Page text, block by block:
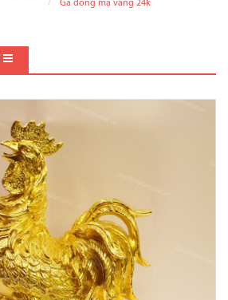
Gà đồng mạ vàng 24k